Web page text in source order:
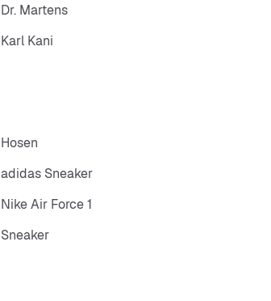
Dr. Martens
Karl Kani
Hosen
adidas Sneaker
Nike Air Force 1
Sneaker